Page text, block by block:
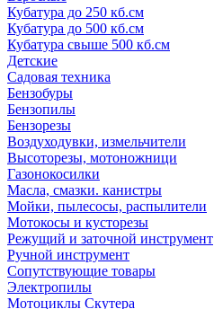
Кубатура до 250 кб.см
Кубатура до 500 кб.см
Кубатура свыше 500 кб.см
Детские
Садовая техника
Бензобуры
Бензопилы
Бензорезы
Воздуходувки, измельчители
Высоторезы, мотоножници
Газонокосилки
Масла, смазки. канистры
Мойки, пылесосы, распылители
Мотокосы и кусторезы
Режущий и заточной инструмент
Ручной инструмент
Сопутствующие товары
Электропилы
Мотоциклы Скутера